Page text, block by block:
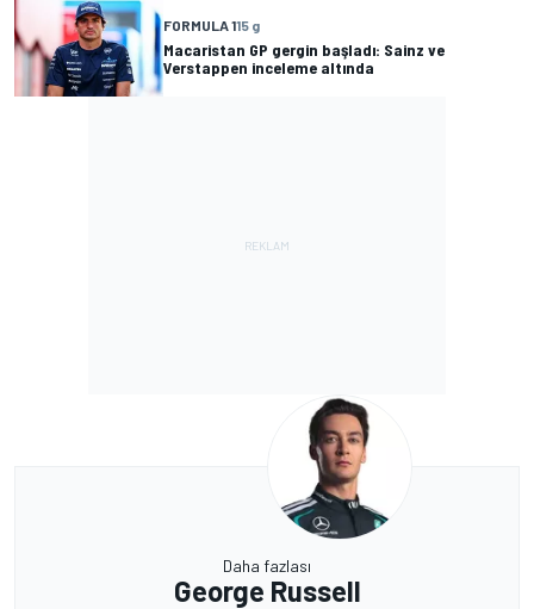
FORMULA 115 g
Macaristan GP gergin başladı: Sainz ve
Verstappen inceleme altında
Daha fazlası
George Russell